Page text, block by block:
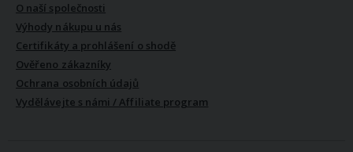
O naší společnosti
Výhody nákupu u nás
Certifikáty a prohlášení o shodě
Ověřeno zákazníky
Ochrana osobních údajů
Vydělávejte s námi / Affiliate program